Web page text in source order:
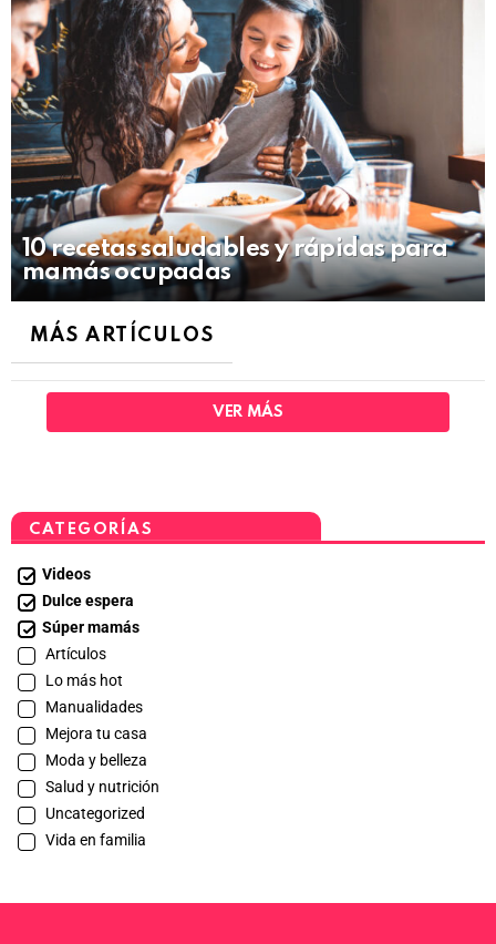
10 recetas saludables y rápidas para
mamás ocupadas
MÁS ARTÍCULOS
VER MÁS
CATEGORÍAS
Videos
Dulce espera
Súper mamás
Artículos
Lo más hot
Manualidades
Mejora tu casa
Moda y belleza
Salud y nutrición
Uncategorized
Vida en familia